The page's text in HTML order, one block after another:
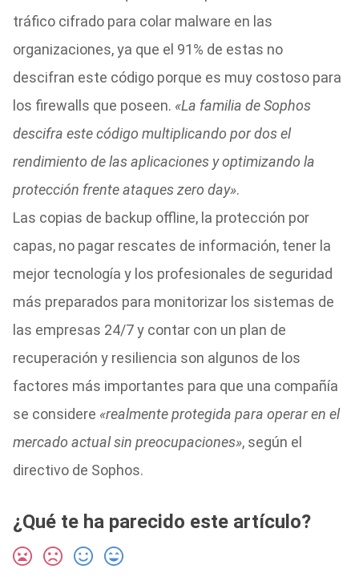
tráfico cifrado para colar malware en las
organizaciones, ya que el 91% de estas no
descifran este código porque es muy costoso para
los firewalls que poseen. «La familia de Sophos
descifra este código multiplicando por dos el
rendimiento de las aplicaciones y optimizando la
protección frente ataques zero day».
Las copias de backup offline, la protección por
capas, no pagar rescates de información, tener la
mejor tecnología y los profesionales de seguridad
más preparados para monitorizar los sistemas de
las empresas 24/7 y contar con un plan de
recuperación y resiliencia son algunos de los
factores más importantes para que una compañía
se considere «realmente protegida para operar en el
mercado actual sin preocupaciones», según el
directivo de Sophos.
¿Qué te ha parecido este artículo?